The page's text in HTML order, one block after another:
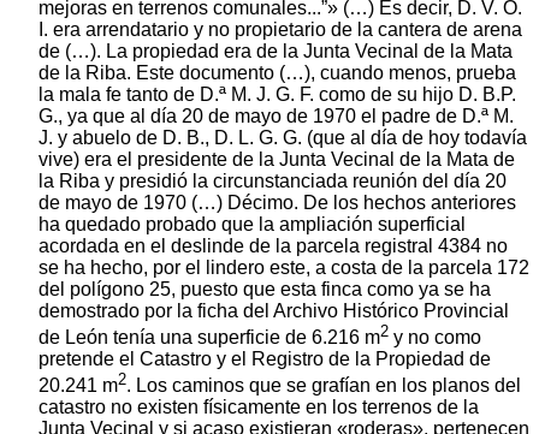
mejoras en terrenos comunales...”» (…) Es decir, D. V. O.
I. era arrendatario y no propietario de la cantera de arena
de (…). La propiedad era de la Junta Vecinal de la Mata
de la Riba. Este documento (…), cuando menos, prueba
la mala fe tanto de D.ª M. J. G. F. como de su hijo D. B.P.
G., ya que al día 20 de mayo de 1970 el padre de D.ª M.
J. y abuelo de D. B., D. L. G. G. (que al día de hoy todavía
vive) era el presidente de la Junta Vecinal de la Mata de
la Riba y presidió la circunstanciada reunión del día 20
de mayo de 1970 (…) Décimo. De los hechos anteriores
ha quedado probado que la ampliación superficial
acordada en el deslinde de la parcela registral 4384 no
se ha hecho, por el lindero este, a costa de la parcela 172
del polígono 25, puesto que esta finca como ya se ha
demostrado por la ficha del Archivo Histórico Provincial
de León tenía una superficie de 6.216 m2 y no como
pretende el Catastro y el Registro de la Propiedad de
20.241 m2. Los caminos que se grafían en los planos del
catastro no existen físicamente en los terrenos de la
Junta Vecinal y si acaso existieran «roderas», pertenecen